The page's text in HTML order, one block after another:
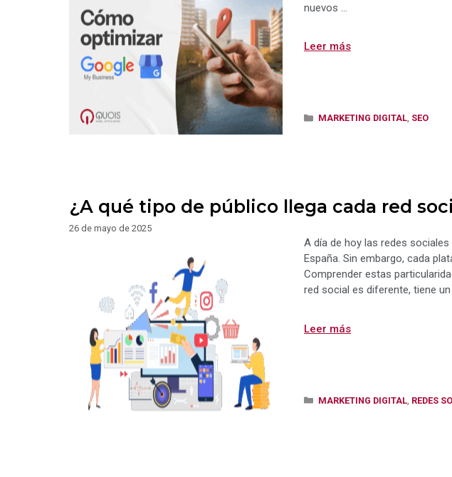
nuevos …
Leer más
Categorías
MARKETING DIGITAL, SEO
¿A qué tipo de público llega cada red
26 de mayo de 2025
A día de hoy las redes
España. Sin embargo, cada
Comprender estas
red social es diferente, tiene
Leer más
Categorías
MARKETING DIGITAL REDES